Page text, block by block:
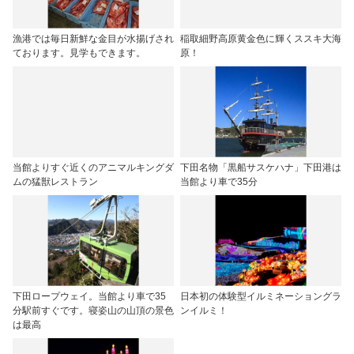
漁港では毎日新鮮な金目が水揚げされ
ております。見学もできます。
稲取細野高原黄金色に輝くススキ大海
原！
当館よりすぐ近くのアニマルキングダ
ムの猛獣レストラン
下田名物「黒船サスケハナ」下田港は
当館より車で35分
下田ロープウェイ。当館より車で35
分駅前すぐです。寝姿山の山頂の景色
は最高
日本初の体験型イルミネーショングラ
ンイルミ！